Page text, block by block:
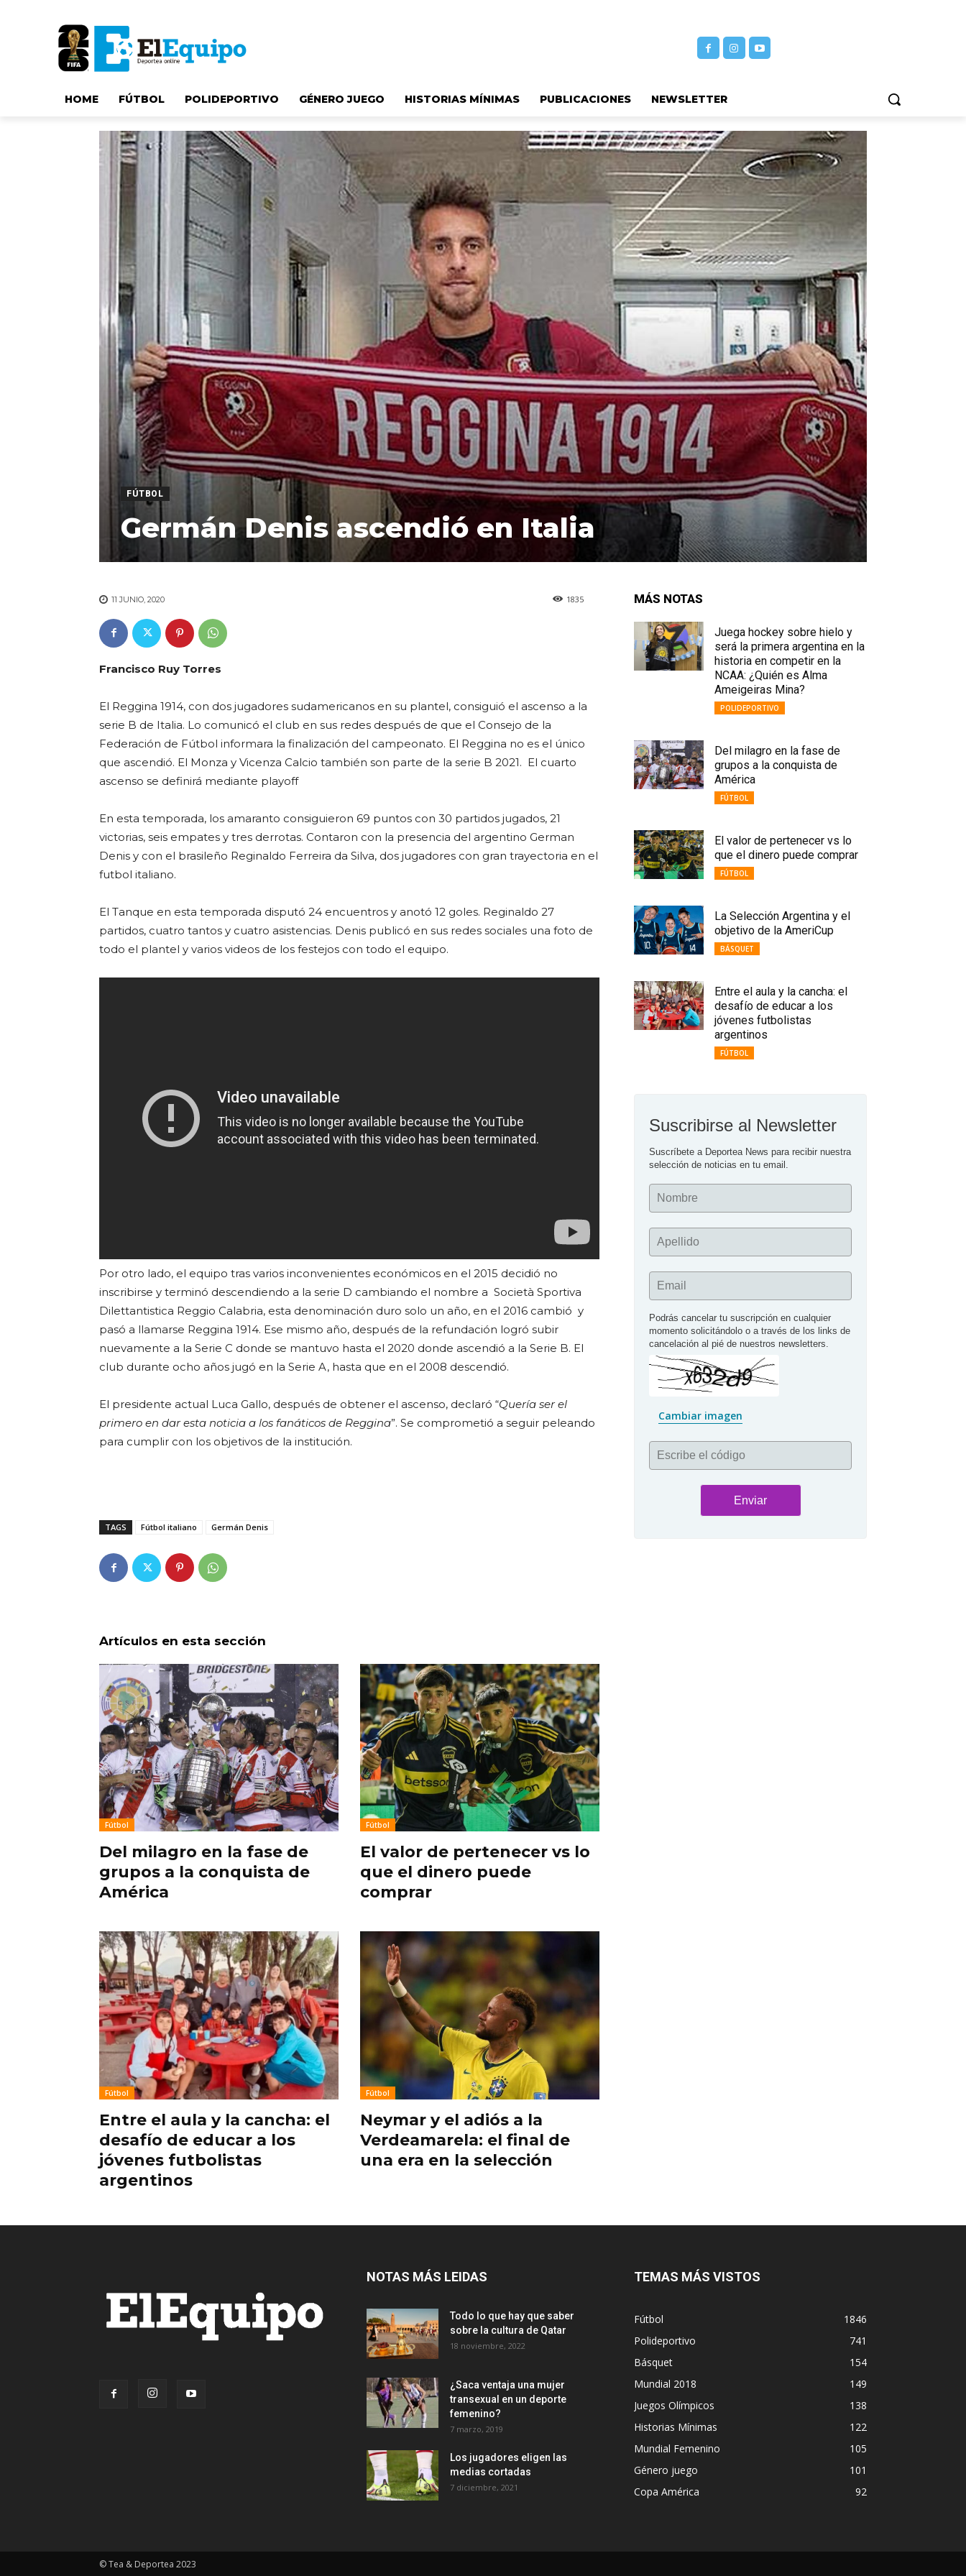
HOME FÚTBOL POLIDEPORTIVO GÉNERO JUEGO HISTORIAS MÍNIMAS PUBLICACIONES NEWSLETTER
FÚTBOL
Germán Denis ascendió en Italia
1835
11 JUNIO, 2020
Francisco Ruy Torres
El Reggina 1914, con dos jugadores sudamericanos en su plantel, consiguió el ascenso a la
serie B de Italia. Lo comunicó el club en sus redes después de que el Consejo de la
Federación de Fútbol informara la finalización del campeonato. El Reggina no es el único
que ascendió. El Monza y Vicenza Calcio también son parte de la serie B 2021. El cuarto
ascenso se definirá mediante playoff
En esta temporada, los amaranto consiguieron 69 puntos con 30 partidos jugados, 21
victorias, seis empates y tres derrotas. Contaron con la presencia del argentino German
Denis y con el brasileño Reginaldo Ferreira da Silva, dos jugadores con gran trayectoria en el
futbol italiano.
El Tanque en esta temporada disputó 24 encuentros y anotó 12 goles. Reginaldo 27
partidos, cuatro tantos y cuatro asistencias. Denis publicó en sus redes sociales una foto de
todo el plantel y varios videos de los festejos con todo el equipo.
Por otro lado, el equipo tras varios inconvenientes económicos en el 2015 decidió no
inscribirse y terminó descendiendo a la serie D cambiando el nombre a Società Sportiva
Dilettantistica Reggio Calabria, esta denominación duro solo un año, en el 2016 cambió y
pasó a llamarse Reggina 1914. Ese mismo año, después de la refundación logró subir
nuevamente a la Serie C donde se mantuvo hasta el 2020 donde ascendió a la Serie B. El
club durante ocho años jugó en la Serie A, hasta que en el 2008 descendió.
El presidente actual Luca Gallo, después de obtener el ascenso, declaró “Quería ser el
primero en dar esta noticia a los fanáticos de Reggina”. Se comprometió a seguir peleando
para cumplir con los objetivos de la institución.
TAGS Fútbol italiano Germán Denis
Artículos en esta sección
Fútbol
Del milagro en la fase de
grupos a la conquista de
América
Fútbol
El valor de pertenecer vs lo
que el dinero puede
comprar
Fútbol
Entre el aula y la cancha: el
desafío de educar a los
jóvenes futbolistas
argentinos
Fútbol
Neymar y el adiós a la
Verdeamarela: el final de
una era en la selección
MÁS NOTAS
Juega hockey sobre hielo y
será la primera argentina en la
historia en competir en la
NCAA: ¿Quién es Alma
Ameigeiras Mina?
POLIDEPORTIVO
Del milagro en la fase de
grupos a la conquista de
América
FÚTBOL
El valor de pertenecer vs lo
que el dinero puede comprar
FÚTBOL
La Selección Argentina y el
objetivo de la AmeriCup
BÁSQUET
Entre el aula y la cancha: el
desafío de educar a los
jóvenes futbolistas
argentinos
FÚTBOL
Suscribirse al Newsletter
Suscríbete a Deportea News para recibir nuestra
selección de noticias en tu email.
Nombre
Apellido
Email
Podrás cancelar tu suscripción en cualquier
momento solicitándolo o a través de los links de
cancelación al pié de nuestros newsletters.
Cambiar imagen
Escribe el código
NOTAS MÁS LEIDAS
Todo lo que hay que saber
sobre la cultura de Qatar
18 noviembre, 2022
¿Saca ventaja una mujer
transexual en un deporte
femenino?
7 marzo, 2019
Los jugadores eligen las
medias cortadas
7 diciembre, 2021
TEMAS MÁS VISTOS
Fútbol
1846
Polideportivo
741
Básquet
154
Mundial 2018
149
Juegos Olímpicos
138
Historias Mínimas
122
Mundial Femenino
105
Género juego
101
Copa América
92
© Tea & Deportea 2023